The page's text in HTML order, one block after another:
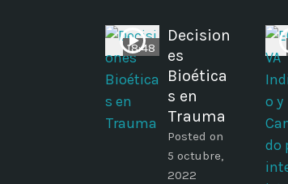
18:48
Decision
es
Bioética
s en
Trauma
Posted on
5 octubre,
2022